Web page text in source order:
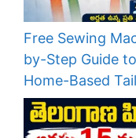
Free Sewing
by-Step Guide
Home-Based